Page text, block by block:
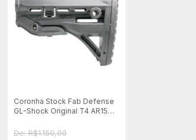
Coronha Stock Fab Defense
GL-Shock Original T4 AR15
De: R$1.150,00